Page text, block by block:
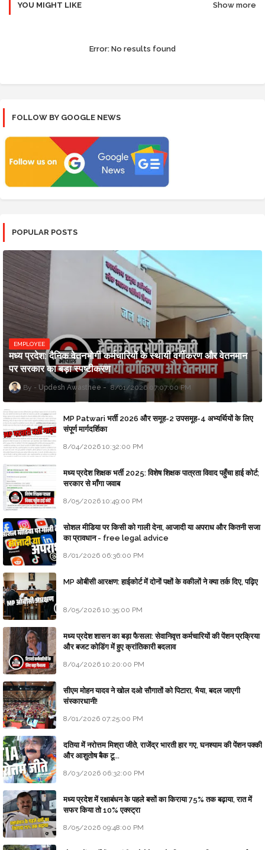
YOU MIGHT LIKE Show more
Error: No results found
FOLLOW BY GOOGLE NEWS
POPULAR POSTS
EMPLOYEE
मध्य प्रदेश: दैनिक वेतनभोगी कर्मचारियों के स्थायी वर्गीकरण और वेतनमान
पर सरकार का बड़ा स्पष्टीकरण
Updesh Awasthee 8/01/2026 07:07:00 PM
MP Patwari भर्ती 2026 और समूह-2 उपसमूह-4 अभ्यर्थियों के लिए
संपूर्ण मार्गदर्शिका
8/04/2026 10:32:00 PM
मध्य प्रदेश शिक्षक भर्ती 2025: विशेष शिक्षक पात्रता विवाद पहुँचा हाई कोर्ट;
सरकार से माँगा जवाब
8/05/2026 10:49:00 PM
सोशल मीडिया पर किसी को गाली देना, आजादी या अपराध और कितनी सजा
का प्रावधान - free legal advice
8/01/2026 06:36:00 PM
MP ओबीसी आरक्षण: हाईकोर्ट में दोनों पक्षों के वकीलों ने क्या तर्क दिए, पढ़िए
8/05/2026 10:35:00 PM
मध्य प्रदेश शासन का बड़ा फैसला: सेवानिवृत्त कर्मचारियों की पेंशन प्रक्रिया
और बजट कोडिंग में हुए क्रांतिकारी बदलाव
8/04/2026 10:20:00 PM
सीएम मोहन यादव ने खोल दओ सौगातों को पिटारा, भैया, बदल जाएगी
संस्कारधानी!
8/01/2026 07:25:00 PM
दतिया में नरोत्तम मिश्रा जीते, राजेंद्र भारती हार गए, घनश्याम की पेंशन पक्की
और आशुतोष बैक टू...
8/03/2026 06:32:00 PM
मध्य प्रदेश में रक्षाबंधन के पहले बसों का किराया 75% तक बढ़ाया, रात में
सफर किया तो 10% एक्स्ट्रा
8/05/2026 09:48:00 PM